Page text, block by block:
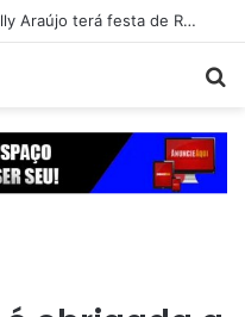
Casamento de Davi Brito e Emilly Araújo terá festa de R$ 2 milhões em Salvador